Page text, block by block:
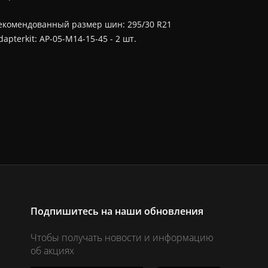
размер шин: 295/30 R21
AP-05-M14-15-45 - 2 шт.
Подпишитесь на наши обновления
Чтобы получать новости и информацию
об акциях